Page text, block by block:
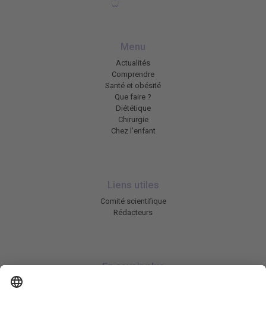
Menu
Actualités
Comprendre
Santé et obésité
Que faire ?
Diététique
Chirurgie
Chez l’enfant
Liens utiles
Comité scientifique
Rédacteurs
En savoir plus